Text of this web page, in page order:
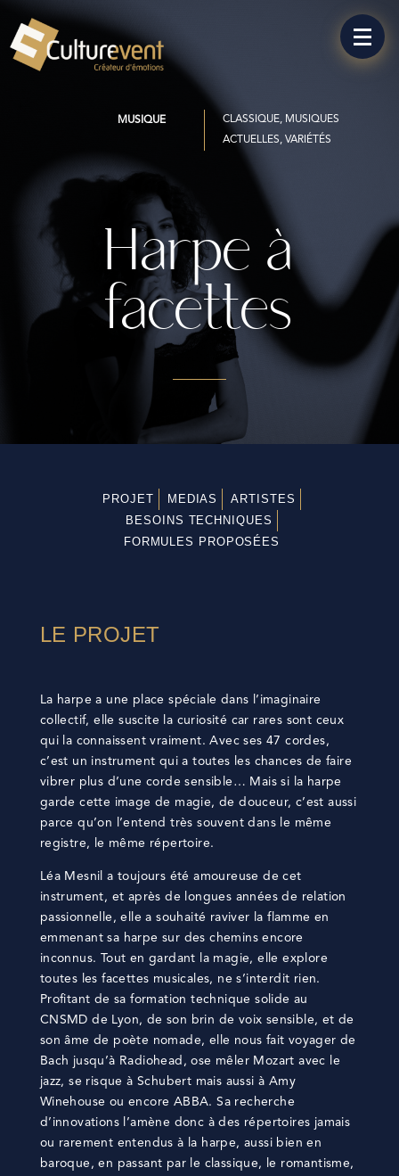
MUSIQUE
CLASSIQUE, MUSIQUES
ACTUELLES, VARIÉTÉS
Harpe à
facettes
PROJET MEDIAS
ARTISTES
BESOINS TECHNIQUES
FORMULES PROPOSÉES
LE PROJET
La harpe a une place spéciale dans l’imaginaire
collectif, elle suscite la curiosité car rares sont ceux
qui la connaissent vraiment. Avec ses 47 cordes,
c’est un instrument qui a toutes les chances de faire
vibrer plus d’une corde sensible… Mais si la harpe
garde cette image de magie, de douceur, c’est aussi
parce qu’on l’entend très souvent dans le même
registre, le même répertoire.
Léa Mesnil a toujours été amoureuse de cet
instrument, et après de longues années de relation
passionnelle, elle a souhaité raviver la flamme en
emmenant sa harpe sur des chemins encore
inconnus. Tout en gardant la magie, elle explore
toutes les facettes musicales, ne s’interdit rien.
Profitant de sa formation technique solide au
CNSMD de Lyon, de son brin de voix sensible, et de
son âme de poète nomade, elle nous fait voyager de
Bach jusqu’à Radiohead, ose mêler Mozart avec le
jazz, se risque à Schubert mais aussi à Amy
Winehouse ou encore ABBA. Sa recherche
d’innovations l’amène donc à des répertoires jamais
ou rarement entendus à la harpe, aussi bien en
baroque, en passant par le classique, le romantisme,